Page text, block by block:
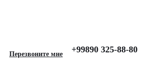
+99890 325-88-80
Перезвоните мне